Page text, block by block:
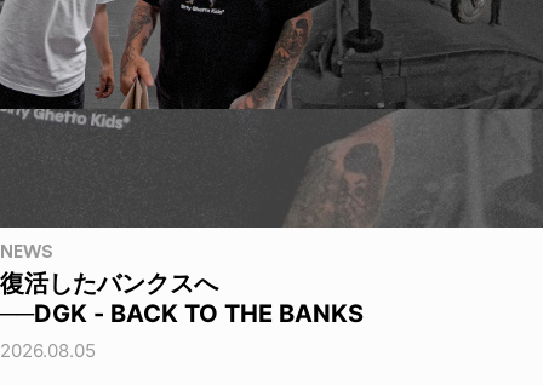
NEWS
復活したバンクスへ
──DGK - BACK TO THE BANKS
2026.08.05